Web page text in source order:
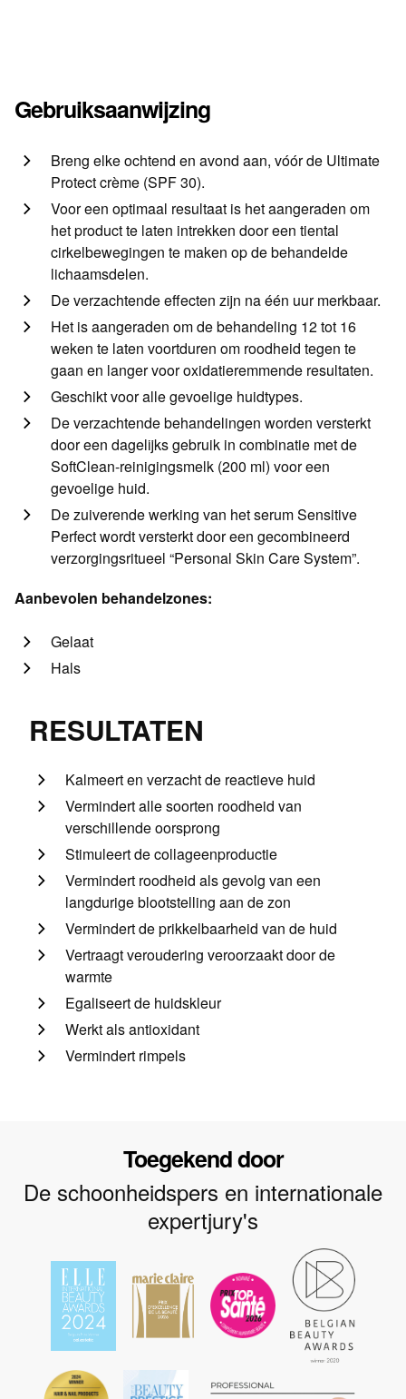
Gebruiksaanwijzing
Breng elke ochtend en avond aan, vóór de Ultimate
Protect crème (SPF 30).
Voor een optimaal resultaat is het aangeraden om
het product te laten intrekken door een tiental
cirkelbewegingen te maken op de behandelde
lichaamsdelen.
De verzachtende effecten zijn na één uur merkbaar.
Het is aangeraden om de behandeling 12 tot 16
weken te laten voortduren om roodheid tegen te
gaan en langer voor oxidatieremmende resultaten.
Geschikt voor alle gevoelige huidtypes.
De verzachtende behandelingen worden versterkt
door een dagelijks gebruik in combinatie met de
SoftClean-reinigingsmelk (200 ml) voor een
gevoelige huid.
De zuiverende werking van het serum Sensitive
Perfect wordt versterkt door een gecombineerd
verzorgingsritueel “Personal Skin Care System”.
Aanbevolen behandelzones:
Gelaat
Hals
RESULTATEN
Kalmeert en verzacht de reactieve huid
Vermindert alle soorten roodheid van
verschillende oorsprong
Stimuleert de collageenproductie
Vermindert roodheid als gevolg van een
langdurige blootstelling aan de zon
Vermindert de prikkelbaarheid van de huid
Vertraagt veroudering veroorzaakt door de
warmte
Egaliseert de huidskleur
Werkt als antioxidant
Vermindert rimpels
Toegekend door
De schoonheidspers en internationale
expertjury's